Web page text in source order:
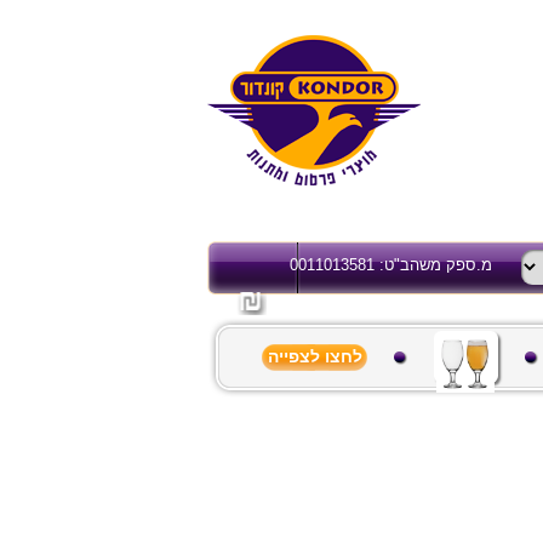
מ.ספק משהב"ט: 0011013581
לחצו לצפייה